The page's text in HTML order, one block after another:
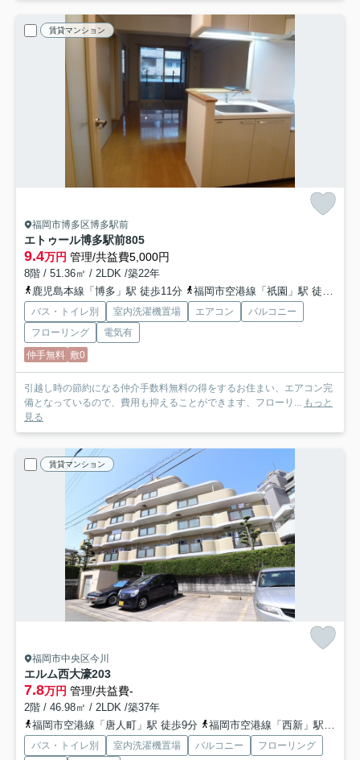
賃貸マンション
福岡市博多区博多駅前
エトゥール博多駅前805
9.4万円 管理/共益費5,000円
8階 / 51.36㎡ / 2LDK /築22年
鹿児島本線「博多」駅 徒歩11分
福岡市空港線「祇園」駅 徒歩18分
バス・トイレ別 室内洗濯機置場 エアコン
バルコニー
フローリング
電気有
仲手無料 敷0
引越し時の節約になる仲介手数料無料の得をするお住まい、エアコン完
備となっているので、費用も抑えることができます、フローリ... もっと
見る
賃貸マンション
福岡市中央区今川
エルム西大濠203
7.8万円 管理/共益費-
2階 / 46.98㎡ / 2LDK /築37年
福岡市空港線「唐人町」駅 徒歩9分
福岡市空港線「西新」駅 徒歩10分
バス・トイレ別 室内洗濯機置場 バルコニー
フローリング